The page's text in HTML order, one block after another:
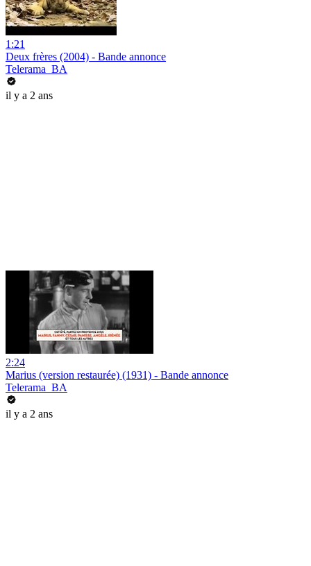
1:21
Deux frères (2004) - Bande annonce
Telerama_BA
il y a 2 ans
2:24
Marius (version restaurée) (1931) - Bande annonce
Telerama_BA
il y a 2 ans